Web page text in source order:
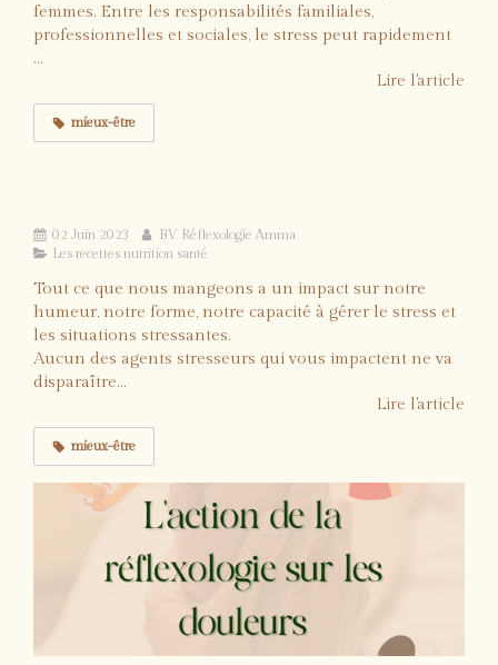
femmes. Entre les responsabilités familiales,
professionnelles et sociales, le stress peut rapidement
...
Lire l'article
mieux-être
02 Juin 2023
BV Réflexologie Amma
Les recettes nutrition santé
Tout ce que nous mangeons a un impact sur notre
humeur, notre forme, notre capacité à gérer le stress et
les situations stressantes.
Aucun des agents stresseurs qui vous impactent ne va
disparaître...
Lire l'article
mieux-être